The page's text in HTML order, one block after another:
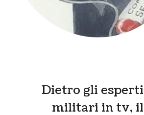
Dietro gli esperti
militari in tv, il